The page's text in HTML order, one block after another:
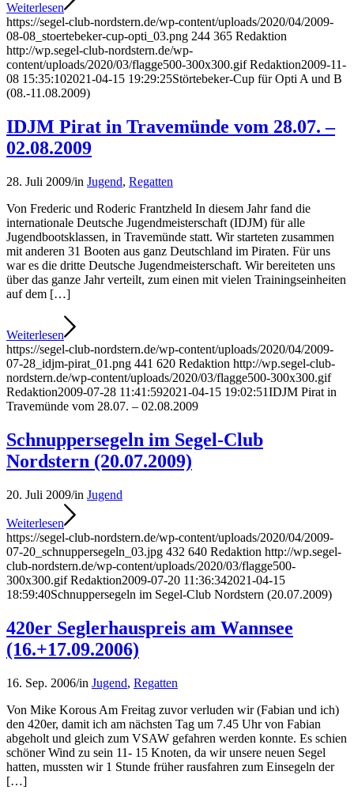
Weiterlesen
https://segel-club-nordstern.de/wp-content/uploads/2020/04/2009-
08-08_stoertebeker-cup-opti_03.png 244 365 Redaktion
http://wp.segel-club-nordstern.de/wp-
content/uploads/2020/03/flagge500-300x300.gif Redaktion2009-11-
08 15:35:102021-04-15 19:29:25Störtebeker-Cup für Opti A und B
(08.-11.08.2009)
IDJM Pirat in Travemünde vom 28.07. –
02.08.2009
28. Juli 2009/in Jugend, Regatten
Von Frederic und Roderic Frantzheld In diesem Jahr fand die
internationale Deutsche Jugendmeisterschaft (IDJM) für alle
Jugendbootsklassen, in Travemünde statt. Wir starteten zusammen
mit anderen 31 Booten aus ganz Deutschland im Piraten. Für uns
war es die dritte Deutsche Jugendmeisterschaft. Wir bereiteten uns
über das ganze Jahr verteilt, zum einen mit vielen Trainingseinheiten
auf dem […]
Weiterlesen
https://segel-club-nordstern.de/wp-content/uploads/2020/04/2009-
07-28_idjm-pirat_01.png 441 620 Redaktion http://wp.segel-club-
nordstern.de/wp-content/uploads/2020/03/flagge500-300x300.gif
Redaktion2009-07-28 11:41:592021-04-15 19:02:51IDJM Pirat in
Travemünde vom 28.07. – 02.08.2009
Schnuppersegeln im Segel-Club
Nordstern (20.07.2009)
20. Juli 2009/in Jugend
Weiterlesen
https://segel-club-nordstern.de/wp-content/uploads/2020/04/2009-
07-20_schnuppersegeln_03.jpg 432 640 Redaktion http://wp.segel-
club-nordstern.de/wp-content/uploads/2020/03/flagge500-
300x300.gif Redaktion2009-07-20 11:36:342021-04-15
18:59:40Schnuppersegeln im Segel-Club Nordstern (20.07.2009)
420er Seglerhauspreis am Wannsee
(16.+17.09.2006)
16. Sep. 2006/in Jugend, Regatten
Von Mike Korous Am Freitag zuvor verluden wir (Fabian und ich)
den 420er, damit ich am nächsten Tag um 7.45 Uhr von Fabian
abgeholt und gleich zum VSAW gefahren werden konnte. Es schien
schöner Wind zu sein 11- 15 Knoten, da wir unsere neuen Segel
hatten, mussten wir 1 Stunde früher rausfahren zum Einsegeln der
[…]